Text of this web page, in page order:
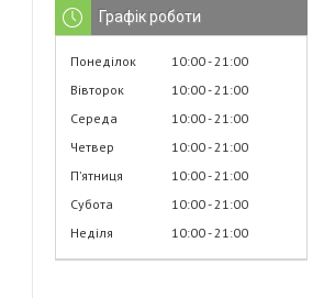
Графік роботи
Понеділок 10:00 21:00
Вівторок
10:00 21:00
Середа
10:00 21:00
Четвер
10:00 21:00
Пʼятниця
10:00 21:00
Субота
10:00 21:00
Неділя
10:00 21:00